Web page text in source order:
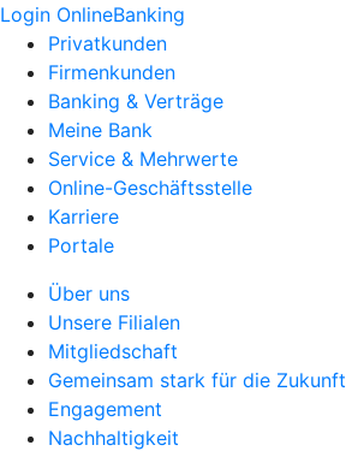
Login OnlineBanking
Privatkunden
Firmenkunden
Banking & Verträge
Meine Bank
Service & Mehrwerte
Online-Geschäftsstelle
Karriere
Portale
Über uns
Unsere Filialen
Mitgliedschaft
Gemeinsam stark für die Zukunft
Engagement
Nachhaltigkeit